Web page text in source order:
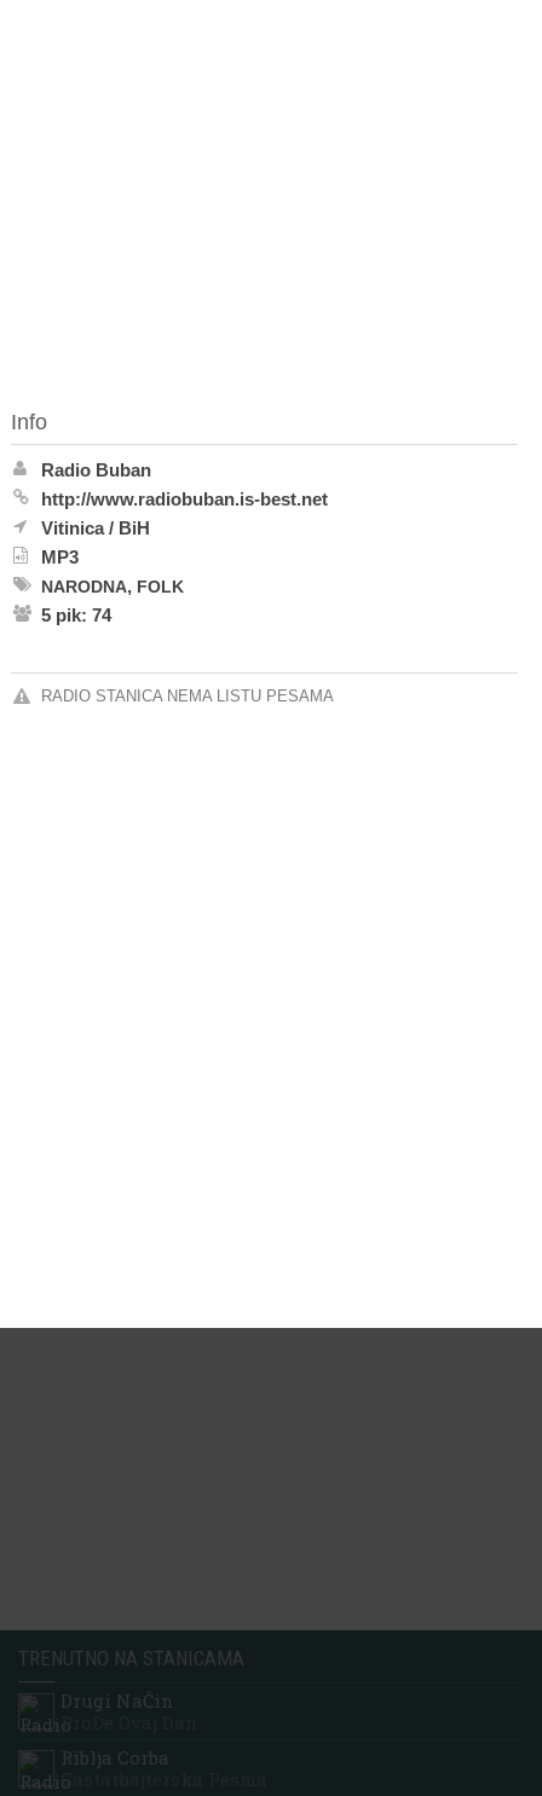
Info
Radio Buban
http://www.radiobuban.is-best.net
Vitinica/ BiH
MP3
NARODNA, FOLK
5 pik: 74
RADIO STANICA NEMA LISTU PESAMA
TRENUTNO NA STANICAMA
Drugi NaČin
ProĐe Ovaj Dan
Riblja Corba
Gastarbajterska Pesma